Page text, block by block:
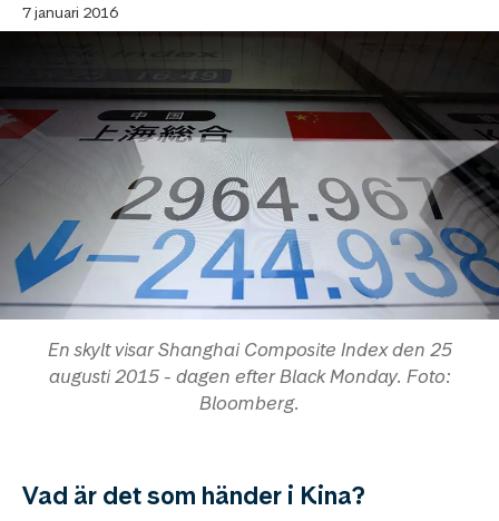
7 januari 2016
En skylt visar Shanghai Composite Index den 25
augusti 2015 - dagen efter Black Monday. Foto:
Bloomberg.
Vad är det som händer i Kina?